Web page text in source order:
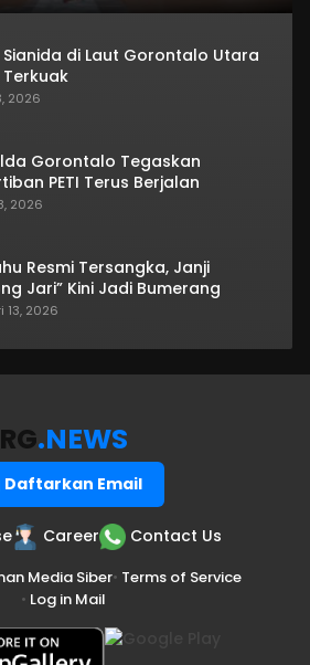
Sianida di Laut Gorontalo Utara
Terkuak
2026
Gorontalo Tegaskan
PETI Terus Berjalan
2026
Resmi Tersangka, Janji
Jari” Kini Jadi Bumerang
13, 2026
RG.NEWS
Daftarkan Email
Career Contact Us
Media Siber• Terms of Service
• Log in Mail